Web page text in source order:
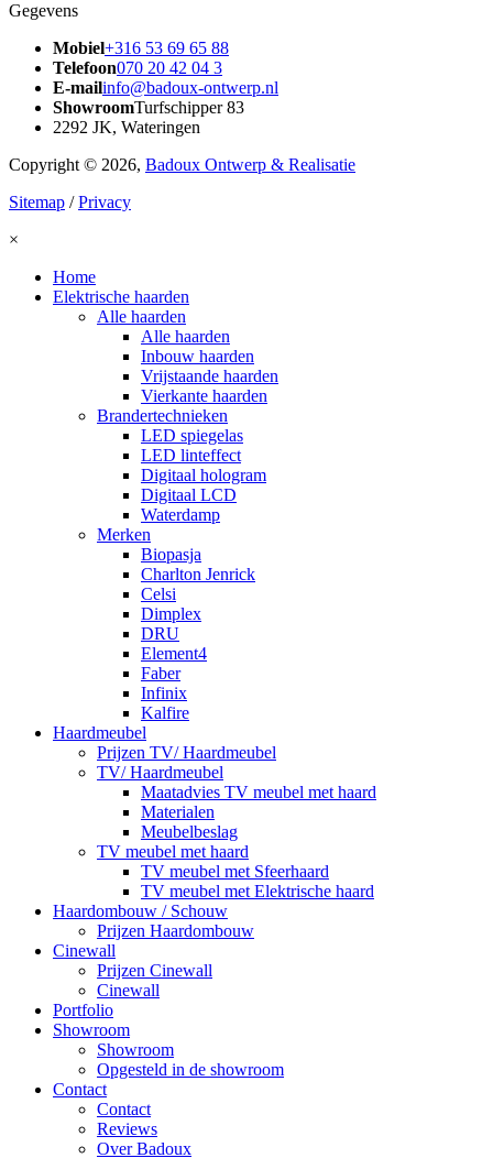
Gegevens
Mobiel+316 53 69 65 88
Telefoon070 20 42 04 3
E-mailinfo@badoux-ontwerp.nl
ShowroomTurfschipper 83
2292 JK, Wateringen
Copyright © 2026, Badoux Ontwerp & Realisatie
Sitemap /Privacy
×
Home
Elektrische haarden
Alle haarden
Alle haarden
Inbouw haarden
Vrijstaande haarden
Vierkante haarden
Brandertechnieken
LED spiegelas
LED linteffect
Digitaal hologram
Digitaal LCD
Waterdamp
Merken
Biopasja
Charlton Jenrick
Celsi
Dimplex
DRU
Element4
Faber
Infinix
Kalfire
Haardmeubel
Prijzen TV/ Haardmeubel
TV/ Haardmeubel
Maatadvies TV meubel met haard
Materialen
Meubelbeslag
TV meubel met haard
TV meubel met Sfeerhaard
TV meubel met Elektrische haard
Haardombouw / Schouw
Prijzen Haardombouw
Cinewall
Prijzen Cinewall
Cinewall
Portfolio
Showroom
Showroom
Opgesteld in de showroom
Contact
Contact
Reviews
Over Badoux